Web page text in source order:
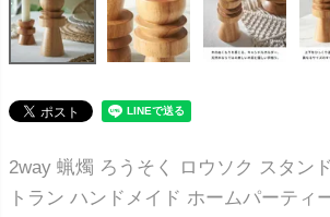
2way 蝋燭 ろうそく ロウソク スタン
トラン ハンドメイド ホームパーティ